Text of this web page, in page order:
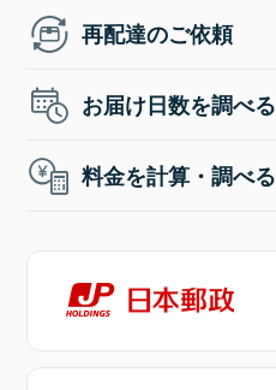
再配達のご依頼
お届け日数を調べる
料金を計算・調べる